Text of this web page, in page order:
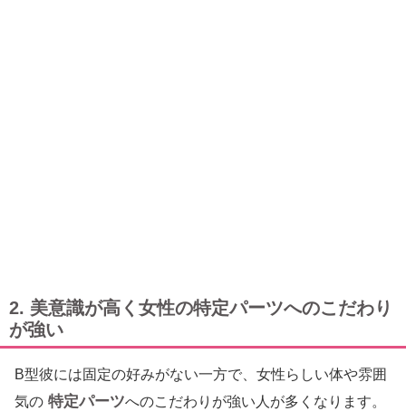
2. 美意識が高く女性の特定パーツへのこだわり
が強い
B型彼には固定の好みがない一方で、女性らしい体や雰囲
気の 特定パーツへのこだわりが強い人が多くなります。